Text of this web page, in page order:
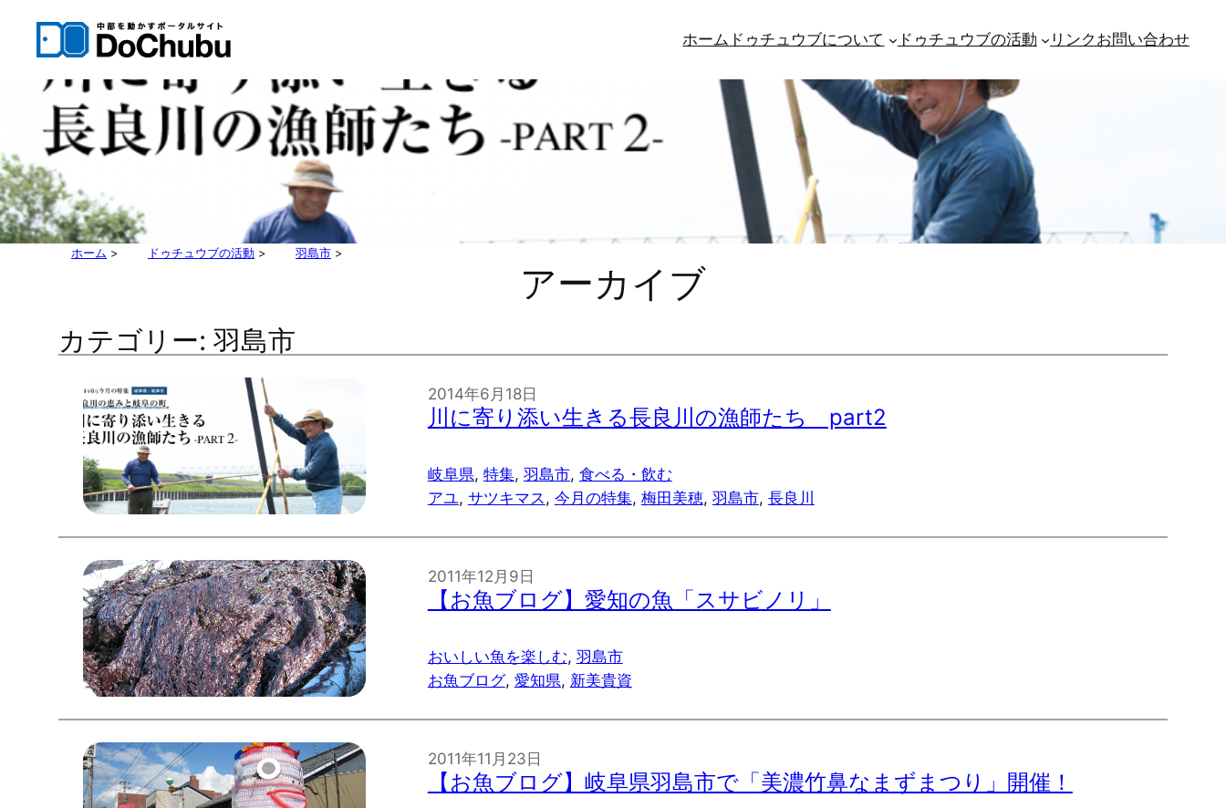
プ
ホーム ドゥチュウブについて ドゥチュウブの活動 リンク お問い合わせ
ホーム > ドゥチュウブの活動 > 羽島市 >
アーカイブ
カテゴリー: 羽島市
2014年6月18日
川に寄り添い生きる長良川の漁師たち part2
岐阜県, 特集, 羽島市, 食べる・飲む
アユ, サツキマス, 今月の特集, 梅田美穂, 羽島市, 長良川
2011年12月9日
【お魚ブログ】愛知の魚「スサビノリ」
おいしい魚を楽しむ, 羽島市
お魚ブログ, 愛知県, 新美貴資
2011年11月23日
【お魚ブログ】岐阜県羽島市で「美濃竹鼻なまずまつり」開催！